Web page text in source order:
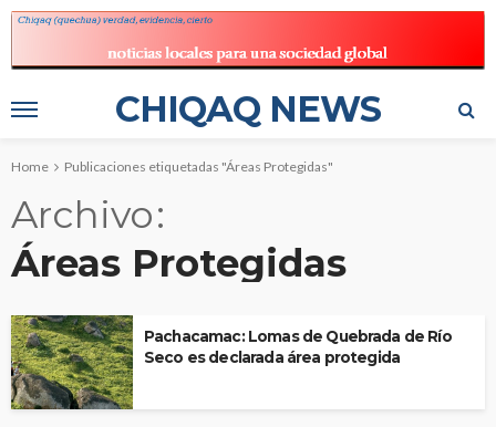
CHIQAQ NEWS
Home Publicaciones etiquetadas "Áreas Protegidas"
Archivo
Áreas Protegidas
Pachacamac: Lomas de Quebrada de Río
Seco es declarada área protegida